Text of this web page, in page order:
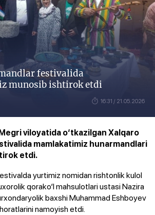
festivalida
munosib ishtirok etdi
16:31 / 21.05.2026
viloyatida o‘tkazilgan Xalqaro
mamlakatimiz hunarmandlari
etdi.
yurtimiz nomidan rishtonlik kulol
qorako‘l mahsulotlari ustasi Nazira
baxshi Muhammad Eshboyev
namoyish etdi.